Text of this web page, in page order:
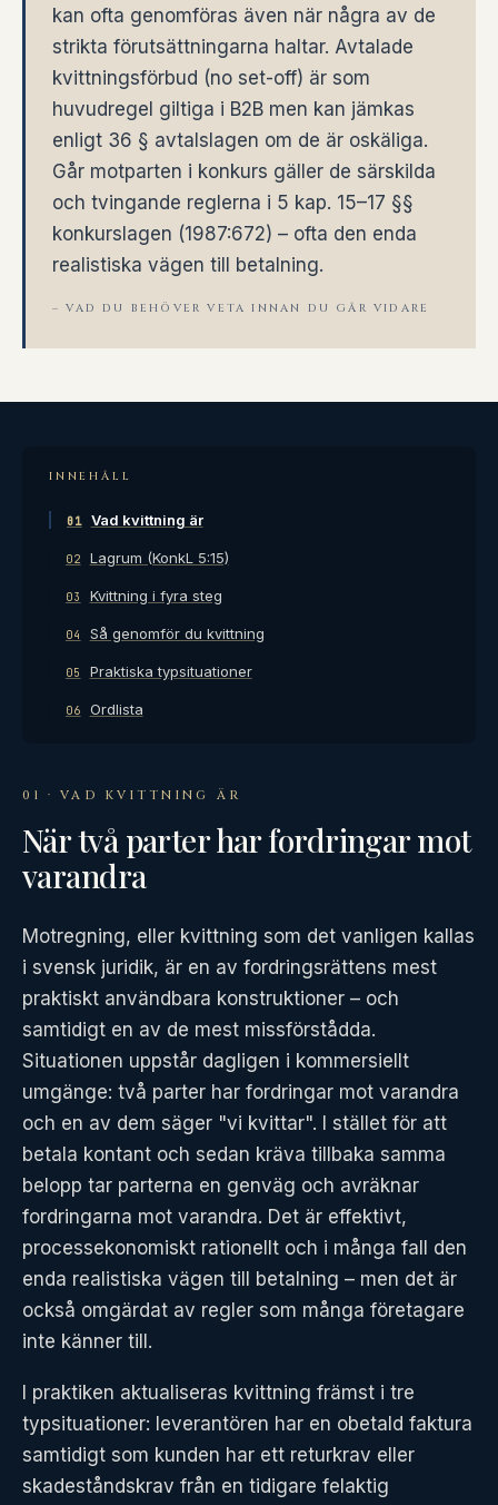
kan ofta genomföras även när några av de
strikta förutsättningarna haltar. Avtalade
kvittningsförbud (no set-off) är som
huvudregel giltiga i B2B men kan jämkas
enligt 36 § avtalslagen om de är oskäliga.
Går motparten i konkurs gäller de särskilda
och tvingande reglerna i 5 kap. 15–17 §§
konkurslagen (1987:672) – ofta den enda
realistiska vägen till betalning.
– VAD DU BEHÖVER VETA INNAN DU GÅR VIDARE
INNEHÅLL
01 Vad kvittning är
02 Lagrum (KonkL 5:15)
03 Kvittning i fyra steg
04 Så genomför du kvittning
05 Praktiska typsituationer
06 Ordlista
01 · VAD KVITTNING ÄR
När två parter har fordringar mot
varandra
Motregning, eller kvittning som det vanligen kallas
i svensk juridik, är en av fordringsrättens mest
praktiskt användbara konstruktioner – och
samtidigt en av de mest missförstådda.
Situationen uppstår dagligen i kommersiellt
umgänge: två parter har fordringar mot varandra
och en av dem säger "vi kvittar". I stället för att
betala kontant och sedan kräva tillbaka samma
belopp tar parterna en genväg och avräknar
fordringarna mot varandra. Det är effektivt,
processekonomiskt rationellt och i många fall den
enda realistiska vägen till betalning – men det är
också omgärdat av regler som många företagare
inte känner till.
I praktiken aktualiseras kvittning främst i tre
typsituationer: leverantören har en obetald faktura
samtidigt som kunden har ett returkrav eller
skadeståndskrav från en tidigare felaktig